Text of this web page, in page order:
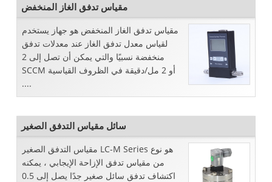
مقياس تدفق الغاز المنخفض
مقياس تدفق الغاز المنخفض هو جهاز يستخدم
لقياس معدل تدفق الغاز عند معدلات تدفق
منخفضة نسبيًا والتي يمكن أن تصل إلى 2
SCCM أو 2 مل/دقيقة في الظروف القياسية
....
سائل مقياس التدفق الصغير
مقياس التدفق الصغير LC-M Series هو نوع
من مقياس تدفق الإزاحة الإيجابي ، يمكنه
اكتشاف تدفق سائل صغير جدًا يصل إلى 0.5